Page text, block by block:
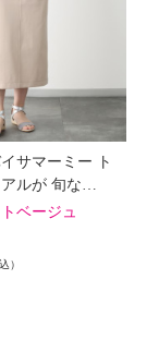
サマーミー ト
ルが 旬な…
ベージュ
）